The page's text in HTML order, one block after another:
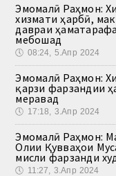
Эмомалӣ Раҳмон:
хизмати ҳарбӣ,
давраи
мебошад
🕔 08:24, 5.Апр 2024
Эмомалӣ Раҳмон:
қарзи фарзандии
меравад
🕔 17:18, 3.Апр 2024
Эмомалӣ Раҳмон:
Олии Қувваҳои
мисли фарзанди
🕔 11:27, 3.Апр 2024